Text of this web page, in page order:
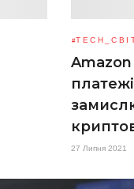
27 Липня 2021